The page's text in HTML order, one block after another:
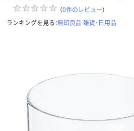
（0件のレビュー）
ランキングを見る：無印良品 雑貨・日用品